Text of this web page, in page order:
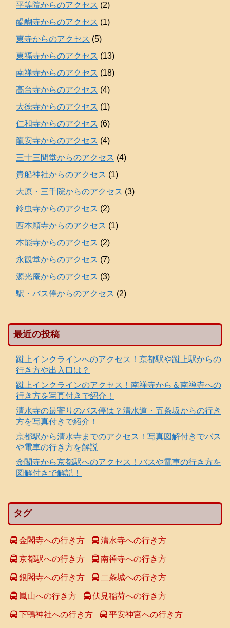
平等院からのアクセス (2)
醍醐寺からのアクセス (1)
東寺からのアクセス (5)
東福寺からのアクセス (13)
南禅寺からのアクセス (18)
高台寺からのアクセス (4)
大徳寺からのアクセス (1)
仁和寺からのアクセス (6)
龍安寺からのアクセス (4)
三十三間堂からのアクセス (4)
貴船神社からのアクセス (1)
大原・三千院からのアクセス (3)
鈴虫寺からのアクセス (2)
西本願寺からのアクセス (1)
本能寺からのアクセス (2)
永観堂からのアクセス (7)
源光庵からのアクセス (3)
駅・バス停からのアクセス (2)
最近の投稿
蹴上インクラインへのアクセス！京都駅や蹴上駅からの
行き方や出入口は？
蹴上インクラインのアクセス！南禅寺から＆南禅寺への
行き方を写真付きで紹介！
清水寺の最寄りのバス停は？清水道・五条坂からの行き
方を写真付きで紹介！
京都駅から清水寺までのアクセス！写真図解付きでバス
や電車の行き方を解説
金閣寺から京都駅へのアクセス！バスや電車の行き方を
図解付きで解説！
タグ
金閣寺への行き方 清水寺への行き方
京都駅への行き方 南禅寺への行き方
銀閣寺への行き方 二条城への行き方
嵐山への行き方 伏見稲荷への行き方
下鴨神社への行き方 平安神宮への行き方